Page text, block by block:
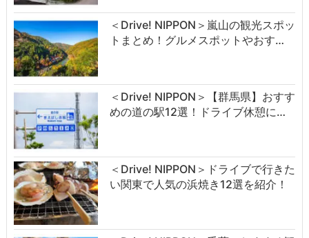
＜Drive! NIPPON＞嵐山の観光スポッ
トまとめ！グルメスポットやおす…
＜Drive! NIPPON＞【群馬県】おすす
めの道の駅12選！ドライブ休憩に…
＜Drive! NIPPON＞ドライブで行きた
い関東で人気の浜焼き12選を紹介！